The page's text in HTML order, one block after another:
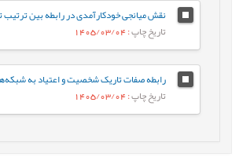
تاریخ چاپ: 1405/03/04
تاریخ چاپ: 1405/03/04